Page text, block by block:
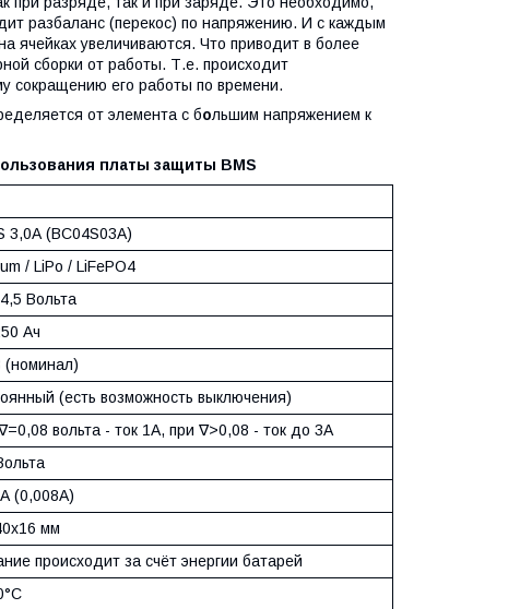
разбаланс (перекос) по напряжению. И с каждым
ячейках увеличиваются. Что приводит в более
сборки от работы. Т.е. происходит
сокращению его работы по времени.
от элемента с большим напряжением к
платы защиты BMS
3,0А (BC04S03A)
/ LiPo / LiFePO4
Вольта
Ач
(номинал)
(есть возможность выключения)
вольта - ток 1А, при ∇>0,08 - ток до 3А
(0,008А)
мм
происходит за счёт энергии батарей